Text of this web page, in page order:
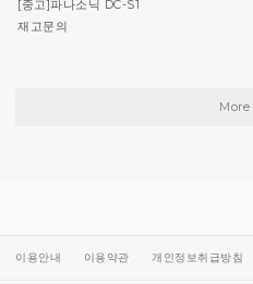
[중고]파나소닉 DC-S1
재고문의
More
이용안내 이용약관 개인정보취급방침